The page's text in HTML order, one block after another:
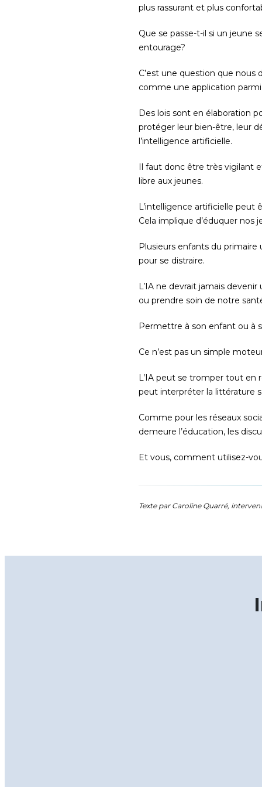
plus rassurant et plus
Que se passe-t-il si un jeune
entourage?
C’est une question que
comme une application parmi
Des lois sont en élaboration
protéger leur bien-être, leur
l’intelligence artificielle.
Il faut donc être très vigilant
libre aux jeunes.
L’intelligence artificielle peut
Cela implique d’éduquer nos
Plusieurs enfants du primaire
pour se distraire.
L’IA ne devrait jamais
ou prendre soin de notre
Permettre à son enfant ou à
Ce n’est pas un simple
L’IA peut se tromper tout en
peut interpréter la littérature
Comme pour les réseaux
demeure l’éducation, les
Et vous, comment utilisez-
Texte par Caroline Quarré,